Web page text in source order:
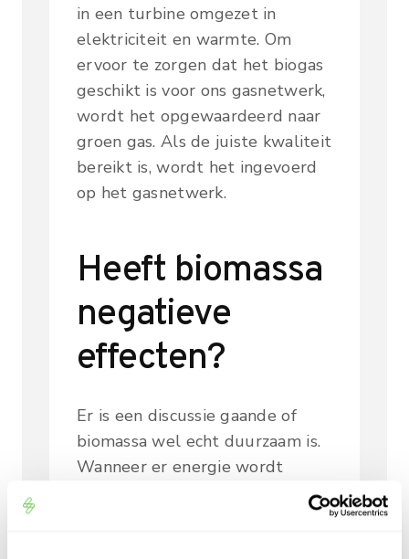
in een turbine omgezet in
elektriciteit en warmte. Om
ervoor te zorgen dat het biogas
geschikt is voor ons gasnetwerk,
wordt het opgewaardeerd naar
groen gas. Als de juiste kwaliteit
bereikt is, wordt het ingevoerd
op het gasnetwerk.
Heeft biomassa
negatieve
effecten?
Er is een discussie gaande of
biomassa wel echt duurzaam is.
Wanneer er energie wordt